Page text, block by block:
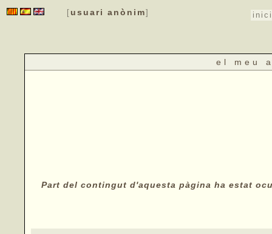
[ usuari anònim] inici
el meu
Part del contingut d'aquesta pàgina ha estat